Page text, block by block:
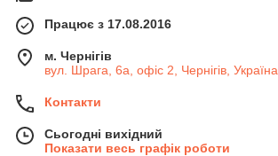
Працює з 17.08.2016
м. Чернігів
вул. Шрага, 6а, офіс 2, Чернігів, Україна
Контакти
Сьогодні вихідний
Показати весь графік роботи